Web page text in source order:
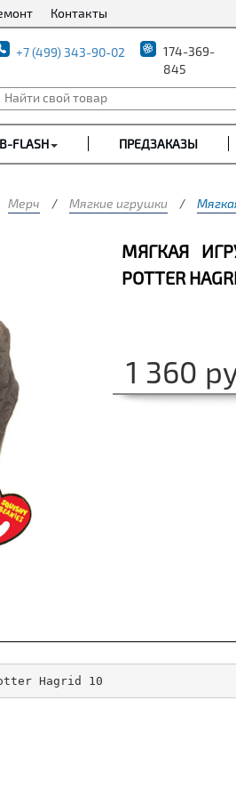
Контакты
+7 (499) 343-90-02
174-369-
845
FLASH ПРЕДЗАКАЗЫ
Мерч / Мягкие игрушки /
МЯГКАЯ
POTTER
1 360
Hagrid 10